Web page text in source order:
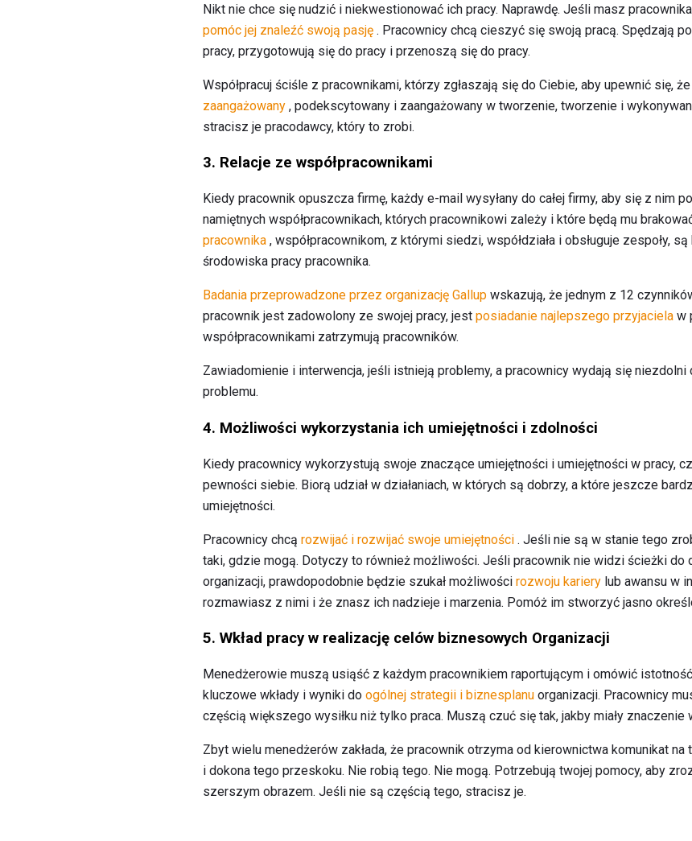
Nikt nie chce się nudzić i niekwestionować ich pracy. Naprawdę. Jeśli masz
pomóc jej znaleźć swoją pasję . Pracownicy chcą cieszyć się swoją pracą. Spędzają
pracy, przygotowują się do pracy i przenoszą się do pracy.
Współpracuj ściśle z pracownikami, którzy zgłaszają się do Ciebie, aby upewnić się,
zaangażowany , podekscytowany i zaangażowany w tworzenie, tworzenie i
stracisz je pracodawcy, który to zrobi.
3. Relacje ze współpracownikami
Kiedy pracownik opuszcza firmę, każdy e-mail wysyłany do całej firmy, aby się z nim
namiętnych współpracownikach, których pracownikowi zależy i które będą mu
pracownika , współpracownikom, z którymi siedzi, współdziała i obsługuje zespoły,
środowiska pracy pracownika.
Badania przeprowadzone przez organizację Gallup wskazują, że jednym z 12
pracownik jest zadowolony ze swojej pracy, jest posiadanie najlepszego przyjaciela w
współpracownikami zatrzymują pracowników.
Zawiadomienie i interwencja, jeśli istnieją problemy, a pracownicy wydają się
problemu.
4. Możliwości wykorzystania ich umiejętności i zdolności
Kiedy pracownicy wykorzystują swoje znaczące umiejętności i umiejętności w pracy,
pewności siebie. Biorą udział w działaniach, w których są dobrzy, a które jeszcze
umiejętności.
Pracownicy chcą rozwijać i rozwijać swoje umiejętności . Jeśli nie są w stanie tego
taki, gdzie mogą. Dotyczy to również możliwości. Jeśli pracownik nie widzi ścieżki
organizacji, prawdopodobnie będzie szukał możliwości rozwoju kariery lub awansu w
rozmawiasz z nimi i że znasz ich nadzieje i marzenia. Pomóż im stworzyć jasno
5. Wkład pracy w realizację celów biznesowych Organizacji
Menedżerowie muszą usiąść z każdym pracownikiem raportującym i omówić
kluczowe wkłady i wyniki do ogólnej strategii i biznesplanu organizacji. Pracownicy
częścią większego wysiłku niż tylko praca. Muszą czuć się tak, jakby miały
Zbyt wielu menedżerów zakłada, że ​​pracownik otrzyma od kierownictwa komunikat
i dokona tego przeskoku. Nie robią tego. Nie mogą. Potrzebują twojej pomocy, aby
szerszym obrazem. Jeśli nie są częścią tego, stracisz je.